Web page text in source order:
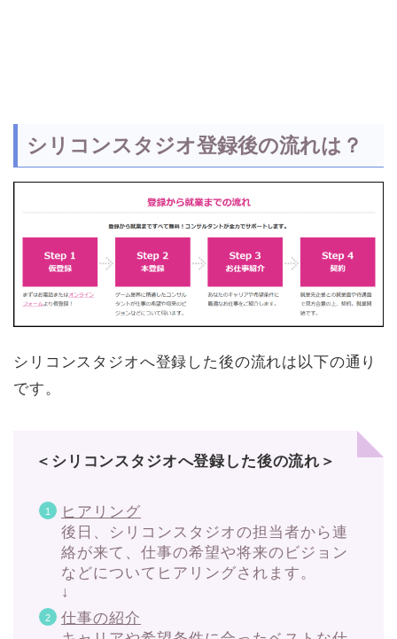
シリコンスタジオ登録後の流れは？
シリコンスタジオへ登録した後の流れは以下の通り
です。
＜シリコンスタジオへ登録した後の流れ＞
ヒアリング
後日、シリコンスタジオの担当者から連
絡が来て、仕事の希望や将来のビジョン
などについてヒアリングされます。
↓
仕事の紹介